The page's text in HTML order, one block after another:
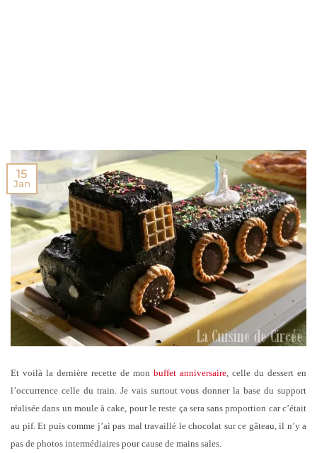
15
Jan
Et voilà la dernière recette de mon buffet anniversaire , celle du dessert en
l’occurrence celle du train. Je vais surtout vous donner la base du support
réalisée dans un moule à cake, pour le reste ça sera sans proportion car c’était
au pif. Et puis comme j’ai pas mal travaillé le chocolat sur ce gâteau, il n’y a
pas de photos intermédiaires pour cause de mains sales.